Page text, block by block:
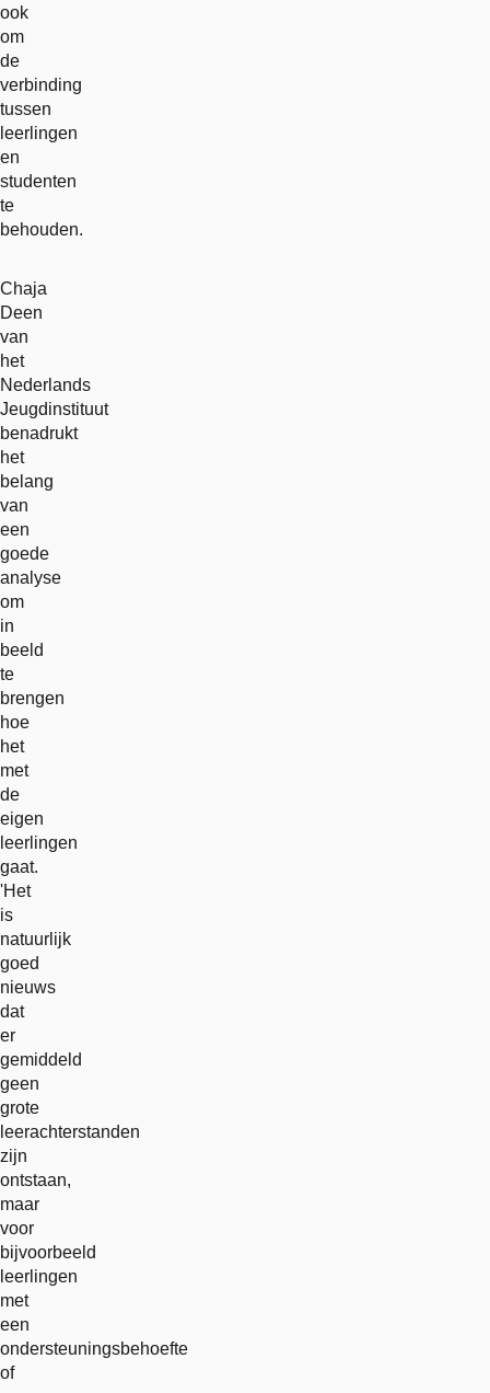
ook
om
de
verbinding
tussen
leerlingen
en
studenten
te
behouden.
Chaja
Deen
van
het
Nederlands
Jeugdinstituut
benadrukt
het
belang
van
een
goede
analyse
om
in
beeld
te
brengen
hoe
het
met
de
eigen
leerlingen
gaat.
'Het
is
natuurlijk
goed
nieuws
dat
er
gemiddeld
geen
grote
leerachterstanden
zijn
ontstaan,
maar
voor
bijvoorbeeld
leerlingen
met
een
ondersteuningsbehoefte
of